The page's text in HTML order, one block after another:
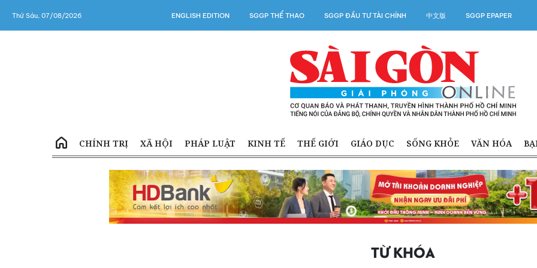
Thứ Sáu, 07/08/2026 ENGLISH EDITION SGGP THỂ THAO SGGP ĐẦU TƯ TÀI CHÍNH 中文版 SGGP EPAPER
CHÍNH TRỊ XÃ HỘI PHÁP LUẬT KINH TẾ THẾ GIỚI GIÁO DỤC SỐNG KHỎE VĂN HÓA
TỪ KHÓA